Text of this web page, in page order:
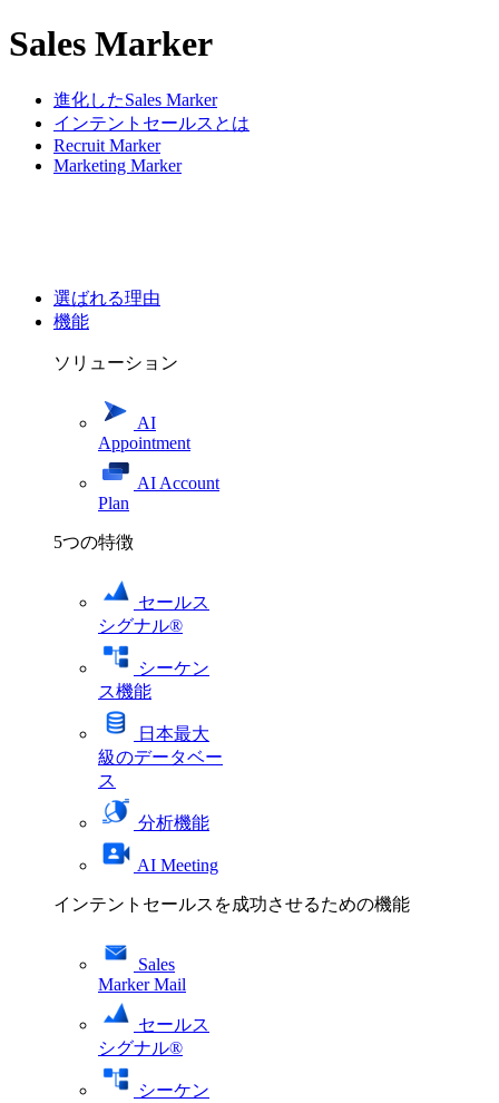
Sales Marker
進化したSales Marker
インテントセールスとは
Recruit Marker
Marketing Marker
選ばれる理由
機能
ソリューション
AI
Appointment
AI Account
Plan
5つの特徴
セールス
シグナル®
シーケン
ス機能
日本最大
級のデータベー
ス
分析機能
AI Meeting
インテントセールスを成功させるための機能
Sales
Marker Mail
セールス
シグナル®
シーケン